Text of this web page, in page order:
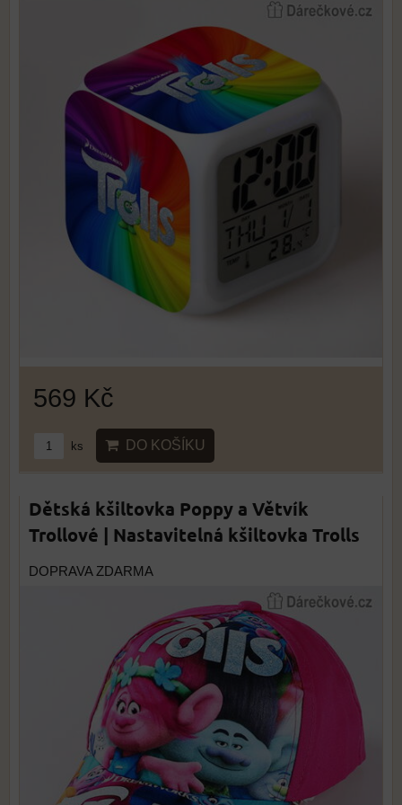
569 Kč
ks DO KOŠÍKU
Dětská kšiltovka Poppy a Větvík
Trollové | Nastavitelná kšiltovka Trolls
DOPRAVA ZDARMA